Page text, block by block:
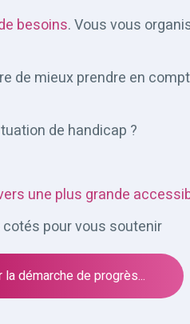
besoins. Vous vous
de mieux prendre en
de handicap ?
une plus grande
pour vous soutenir
la démarche de progrès...